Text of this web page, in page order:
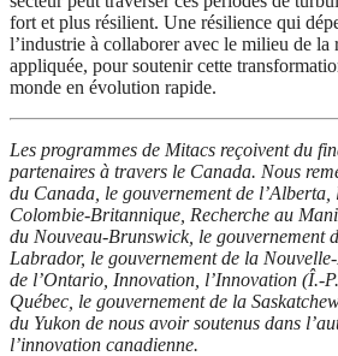
fort et plus résilient. Une résilience qui
l’industrie à collaborer avec le milieu de la
appliquée, pour soutenir cette
monde en évolution rapide.
Les programmes de Mitacs reçoivent du
partenaires à travers le Canada. Nous
du Canada, le gouvernement de l’Alberta,
Colombie-Britannique, Recherche au
du Nouveau-Brunswick, le gouvernement
Labrador, le gouvernement de la
de l’Ontario, Innovation, l’Innovation (Î.-
Québec, le gouvernement de la
du Yukon de nous avoir soutenus dans
l’innovation canadienne.